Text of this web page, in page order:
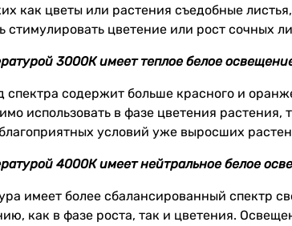
как цветы или растения съедобные
стимулировать цветение или рост сочных
3000К имеет теплое белое
содержит больше красного и
использовать в фазе цветения
условий уже выросших
4000К имеет нейтральное белое
имеет более сбалансированный спектр
как в фазе роста, так и цветения.